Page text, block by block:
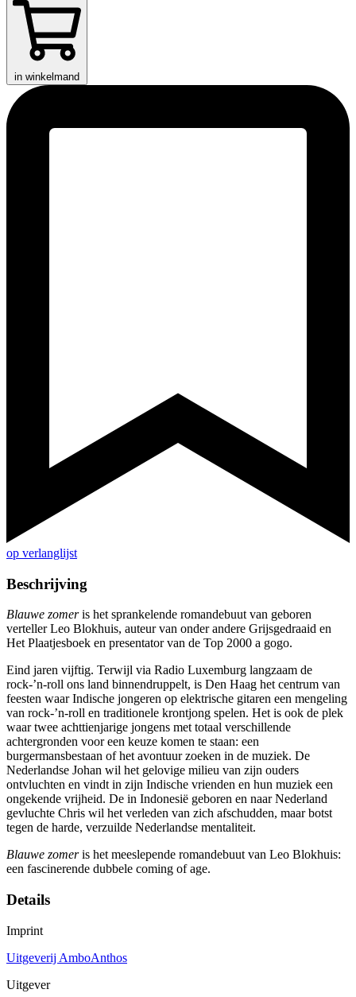
in winkelmand
op verlanglijst
Beschrijving
Blauwe zomeris het sprankelende romandebuut van geboren
verteller Leo Blokhuis, auteur van onder andere Grijsgedraaid en
Het Plaatjesboek en presentator van de Top 2000 a gogo.
Eind jaren vijftig. Terwijl via Radio Luxemburg langzaam de
rock-’n-roll ons land binnendruppelt, is Den Haag het centrum van
feesten waar Indische jongeren op elektrische gitaren een mengeling
van rock-’n-roll en traditionele krontjong spelen. Het is ook de plek
waar twee achttienjarige jongens met totaal verschillende
achtergronden voor een keuze komen te staan: een
burgermansbestaan of het avontuur zoeken in de muziek. De
Nederlandse Johan wil het gelovige milieu van zijn ouders
ontvluchten en vindt in zijn Indische vrienden en hun muziek een
ongekende vrijheid. De in Indonesië geboren en naar Nederland
gevluchte Chris wil het verleden van zich afschudden, maar botst
tegen de harde, verzuilde Nederlandse mentaliteit.
Blauwe zomeris het meeslepende romandebuut van Leo Blokhuis:
een fascinerende dubbele coming of age.
Details
Imprint
Uitgeverij AmboAnthos
Uitgever